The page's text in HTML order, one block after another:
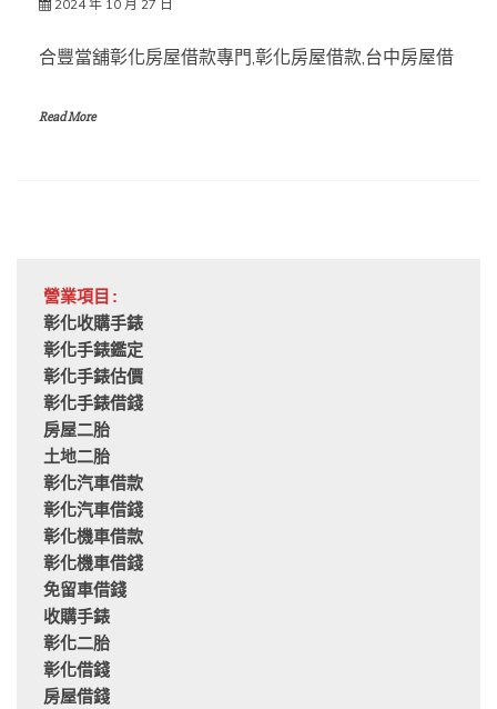
2024 年 10 月 27 日
合豐當舖彰化房屋借款專門,彰化房屋借款,台中房屋借
Read More
營業項目:
彰化收購手錶
彰化手錶鑑定
彰化手錶估價
彰化手錶借錢
房屋二胎
土地二胎
彰化汽車借款
彰化汽車借錢
彰化機車借款
彰化機車借錢
免留車借錢
收購手錶
彰化二胎
彰化借錢
房屋借錢